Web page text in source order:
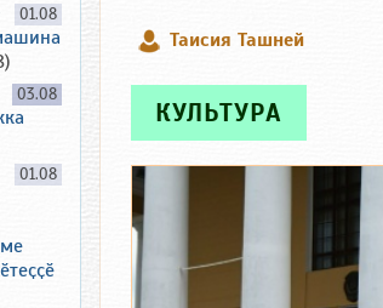
Таисия Ташней
КУЛЬТУРА
01.08
03.08
01.08